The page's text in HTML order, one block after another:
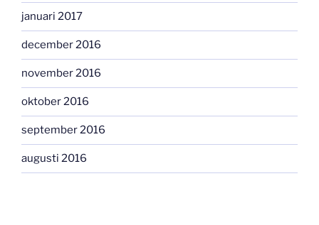
januari 2017
december 2016
november 2016
oktober 2016
september 2016
augusti 2016